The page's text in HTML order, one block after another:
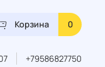
Корзина 0
+79586827750